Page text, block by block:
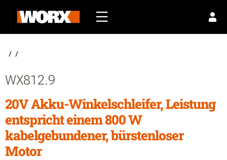
/ /
WX812.9
20V Akku-Winkelschleifer, Leistung
entspricht einem 800 W
kabelgebundener, bürstenloser
Motor